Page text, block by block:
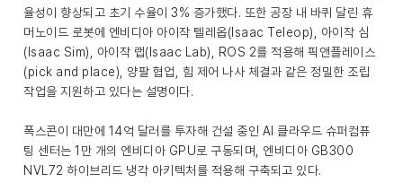
율성이 향상되고 초기 수율이 3% 증가했다. 또한 공장 내 바퀴 달린 휴
머노이드 로봇에 엔비디아 아이작 텔레옵(Isaac Teleop), 아이작 심
(Isaac Sim), 아이작 랩(Isaac Lab), ROS 2를 적용해 픽앤플레이스
(pick and place), 양팔 협업, 힘 제어 나사 체결과 같은 정밀한 조립
작업을 지원하고 있다는 설명이다.
폭스콘이 대만에 14억 달러를 투자해 건설 중인 AI 클라우드 슈퍼컴퓨
팅 센터는 1만 개의 엔비디아 GPU로 구동되며, 엔비디아 GB300
NVL72 하이브리드 냉각 아키텍처를 적용해 구축되고 있다.